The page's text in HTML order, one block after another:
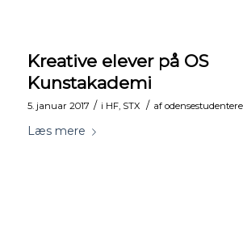
Kreative elever på OS
Kunstakademi
5. januar 2017 / i HF, STX / af
Læs mere